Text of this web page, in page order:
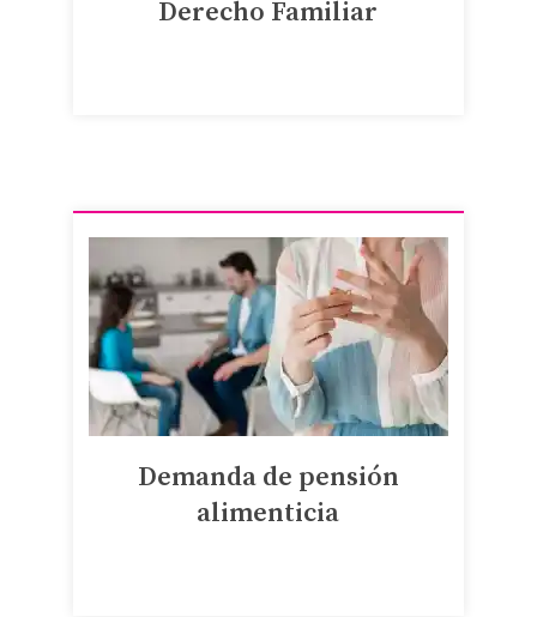
Derecho Familiar
Demanda de pensión
alimenticia